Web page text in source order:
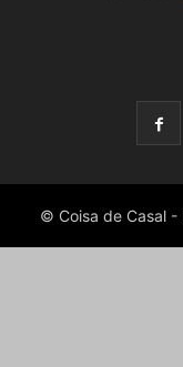
© Coisa de Casal -